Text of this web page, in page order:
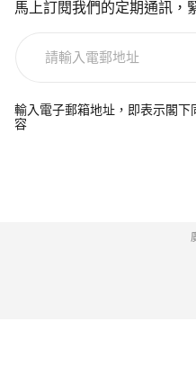
馬上訂閱我們的定期通訊，
電
郵
輸入電子郵箱地址，即表示閣下
容